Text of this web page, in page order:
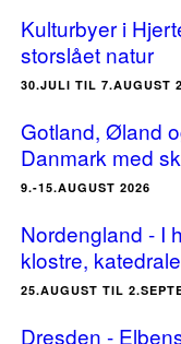
Kulturbyer i
storslået natur
30.JULI TIL 7.AUGUST
Gotland, Øland
Danmark med
9.-15.AUGUST 2026
Nordengland - I
klostre,
25.AUGUST TIL
Dresden -